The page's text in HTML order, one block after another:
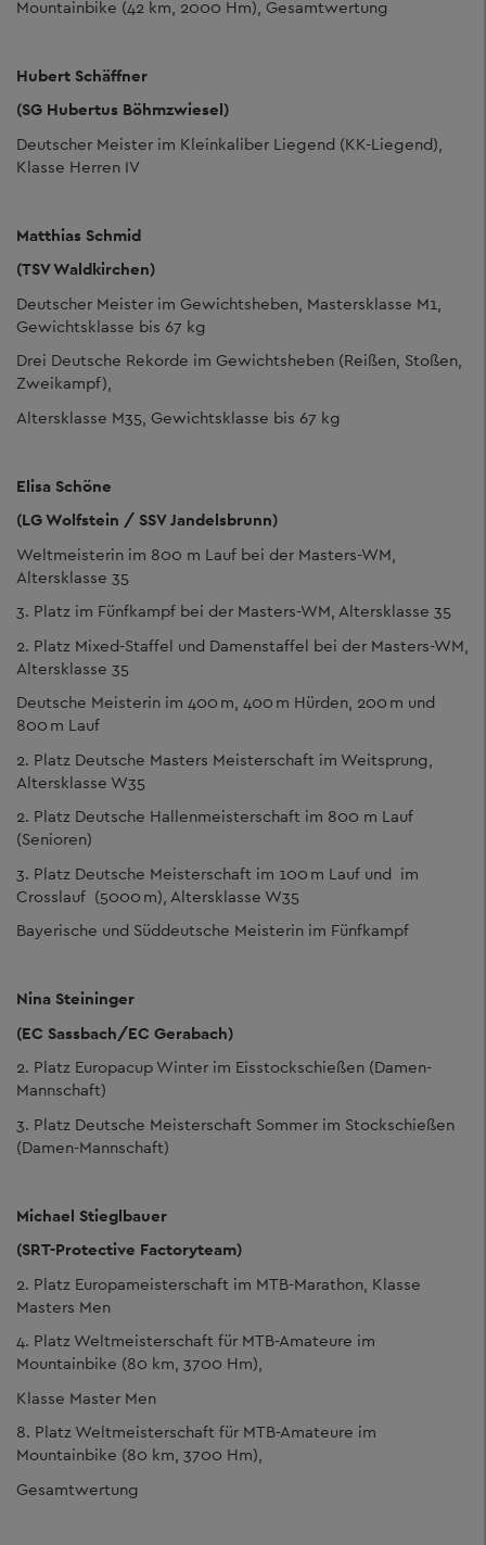
Mountainbike (42 km, 2000 Hm), Gesamtwertung
Hubert Schäffner
(SG Hubertus Böhmzwiesel)
Deutscher Meister im Kleinkaliber Liegend (KK-Liegend),
Klasse Herren IV
Matthias Schmid
(TSV Waldkirchen)
Deutscher Meister im Gewichtsheben, Mastersklasse M1,
Gewichtsklasse bis 67 kg
Drei Deutsche Rekorde im Gewichtsheben (Reißen, Stoßen,
Zweikampf),
Altersklasse M35, Gewichtsklasse bis 67 kg
Elisa Schöne
(LG Wolfstein / SSV Jandelsbrunn)
Weltmeisterin im 800 m Lauf bei der Masters-WM,
Altersklasse 35
3. Platz im Fünfkampf bei der Masters-WM, Altersklasse 35
2. Platz Mixed-Staffel und Damenstaffel bei der Masters-WM,
Altersklasse 35
Deutsche Meisterin im 400 m, 400 m Hürden, 200 m und
800 m Lauf
2. Platz Deutsche Masters Meisterschaft im Weitsprung,
Altersklasse W35
2. Platz Deutsche Hallenmeisterschaft im 800 m Lauf
(Senioren)
3. Platz Deutsche Meisterschaft im 100 m Lauf und im
Crosslauf (5000 m), Altersklasse W35
Bayerische und Süddeutsche Meisterin im Fünfkampf
Nina Steininger
(EC Sassbach/EC Gerabach)
2. Platz Europacup Winter im Eisstockschießen (Damen-
Mannschaft)
3. Platz Deutsche Meisterschaft Sommer im Stockschießen
(Damen-Mannschaft)
Michael Stieglbauer
(SRT-Protective Factoryteam)
2. Platz Europameisterschaft im MTB-Marathon, Klasse
Masters Men
4. Platz Weltmeisterschaft für MTB-Amateure im
Mountainbike (80 km, 3700 Hm),
Klasse Master Men
8. Platz Weltmeisterschaft für MTB-Amateure im
Mountainbike (80 km, 3700 Hm),
Gesamtwertung